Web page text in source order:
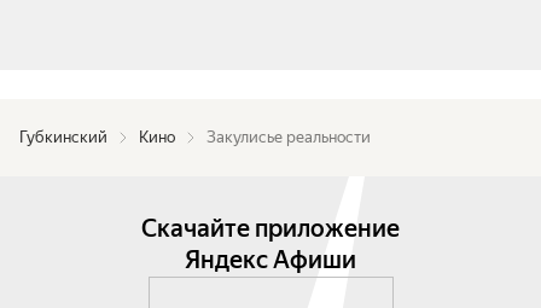
Губкинский Кино Закулисье реальности
Скачайте приложение
Яндекс Афиши